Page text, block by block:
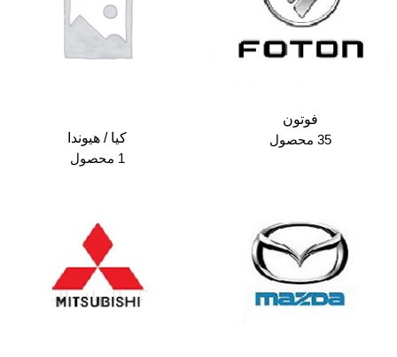
فوتون
35 محصول
کیا / هیوندا
1 محصول